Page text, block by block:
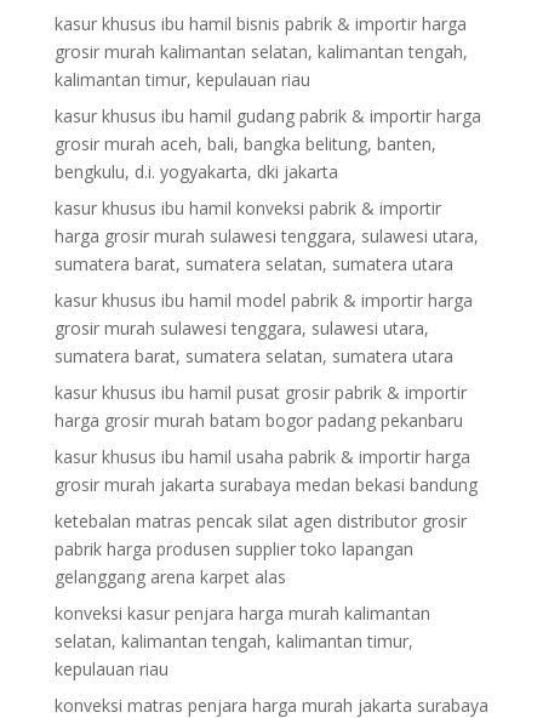
kasur khusus ibu hamil bisnis pabrik & importir harga
grosir murah kalimantan selatan, kalimantan tengah,
kalimantan timur, kepulauan riau
kasur khusus ibu hamil gudang pabrik & importir harga
grosir murah aceh, bali, bangka belitung, banten,
bengkulu, d.i. yogyakarta, dki jakarta
kasur khusus ibu hamil konveksi pabrik & importir
harga grosir murah sulawesi tenggara, sulawesi utara,
sumatera barat, sumatera selatan, sumatera utara
kasur khusus ibu hamil model pabrik & importir harga
grosir murah sulawesi tenggara, sulawesi utara,
sumatera barat, sumatera selatan, sumatera utara
kasur khusus ibu hamil pusat grosir pabrik & importir
harga grosir murah batam bogor padang pekanbaru
kasur khusus ibu hamil usaha pabrik & importir harga
grosir murah jakarta surabaya medan bekasi bandung
ketebalan matras pencak silat agen distributor grosir
pabrik harga produsen supplier toko lapangan
gelanggang arena karpet alas
konveksi kasur penjara harga murah kalimantan
selatan, kalimantan tengah, kalimantan timur,
kepulauan riau
konveksi matras penjara harga murah jakarta surabaya